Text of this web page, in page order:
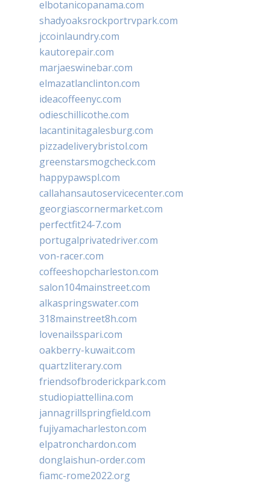
elbotanicopanama.com
shadyoaksrockportrvpark.com
jccoinlaundry.com
kautorepair.com
marjaeswinebar.com
elmazatlanclinton.com
ideacoffeenyc.com
odieschillicothe.com
lacantinitagalesburg.com
pizzadeliverybristol.com
greenstarsmogcheck.com
happypawspl.com
callahansautoservicecenter.com
georgiascornermarket.com
perfectfit24-7.com
portugalprivatedriver.com
von-racer.com
coffeeshopcharleston.com
salon104mainstreet.com
alkaspringswater.com
318mainstreet8h.com
lovenailsspari.com
oakberry-kuwait.com
quartzliterary.com
friendsofbroderickpark.com
studiopiattellina.com
jannagrillspringfield.com
fujiyamacharleston.com
elpatronchardon.com
donglaishun-order.com
fiamc-rome2022.org